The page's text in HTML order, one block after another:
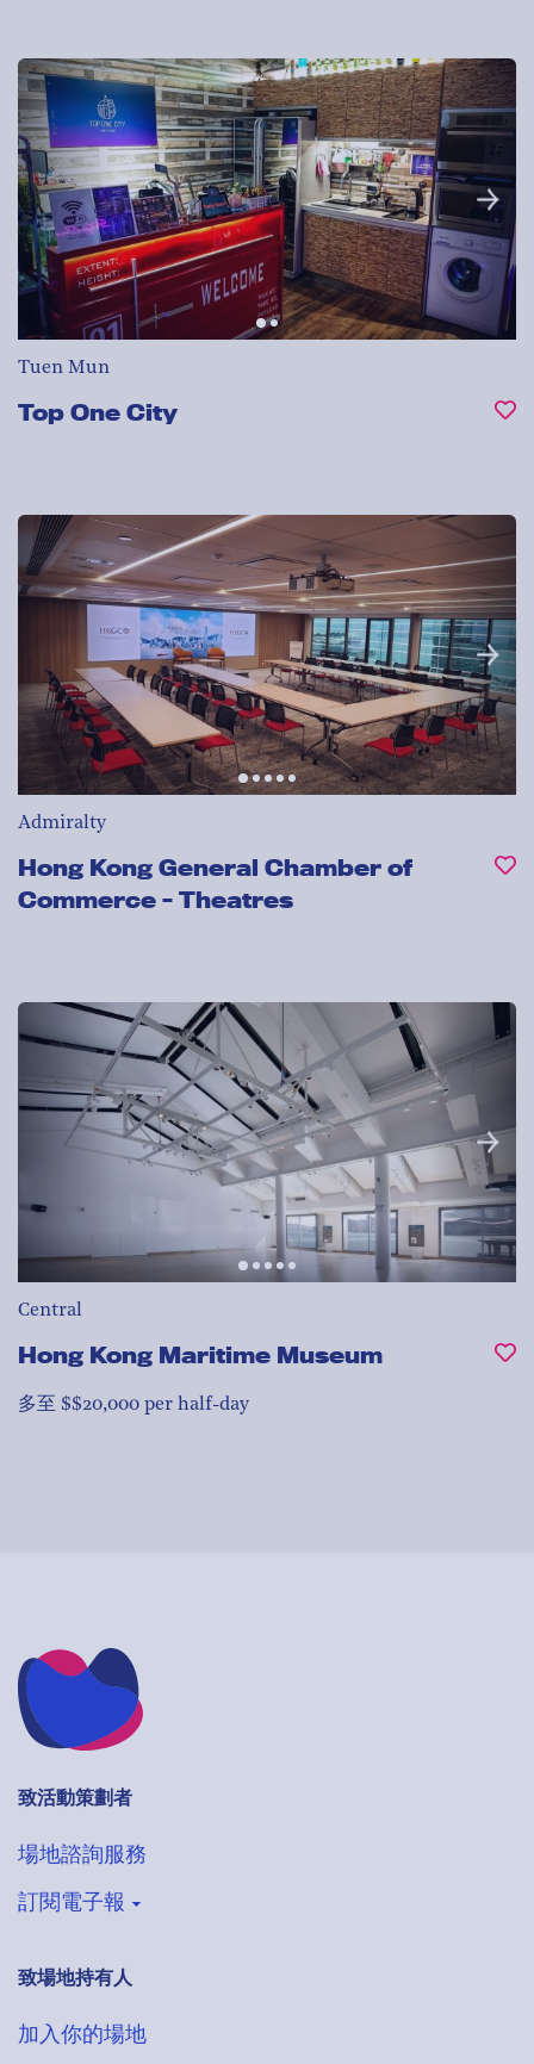
Tuen Mun
Top One City
Admiralty
Hong Kong General Chamber of
Commerce - Theatres
Central
Hong Kong Maritime Museum
多至 $$20,000 per half-day
致活動策劃者
場地諮詢服務
訂閱電子報
登記收取VenueHub電子通訊
搶先獲得最新場地情報
致場地持有人
加入你的場地